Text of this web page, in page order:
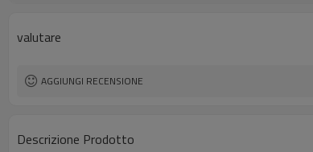
Certificazione:
valutare
AGGIUNGI RECENSIONE
Descrizione Prodotto